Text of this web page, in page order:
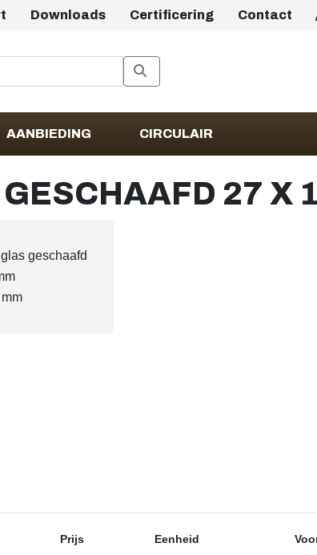
Downloads Certificering Contact
AANBIEDING CIRCULAIR
27 X
geschaafd
Prijs Eenheid